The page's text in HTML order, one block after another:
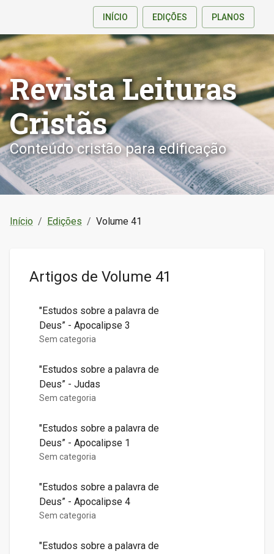
INÍCIO EDIÇÕES PLANOS
Revista Leituras
Cristãs
Conteúdo cristão para edificação
Início / Edições / Volume 41
Artigos de Volume 41
"Estudos sobre a palavra de
Deus” - Apocalipse 3
Sem categoria
"Estudos sobre a palavra de
Deus” - Judas
Sem categoria
"Estudos sobre a palavra de
Deus” - Apocalipse 1
Sem categoria
"Estudos sobre a palavra de
Deus” - Apocalipse 4
Sem categoria
"Estudos sobre a palavra de